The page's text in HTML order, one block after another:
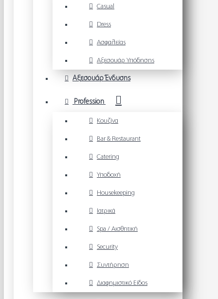
Casual
Dress
Ασφαλείας
Αξεσουάρ Υπόδησης
Αξεσουάρ Ένδυσης
Profession
Κουζίνα
Bar & Restaurant
Catering
Υποδοχή
Housekeeping
Ιατρικά
Spa / Αισθητική
Security
Συντήρηση
Διαφημιστικό Είδος